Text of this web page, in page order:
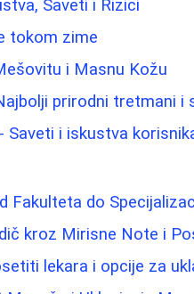
Saveti i Rizici
tokom zime
i Masnu Kožu
prirodni tretmani i
Saveti i iskustva
Fakulteta do
kroz Mirisne Note i
lekara i opcije za